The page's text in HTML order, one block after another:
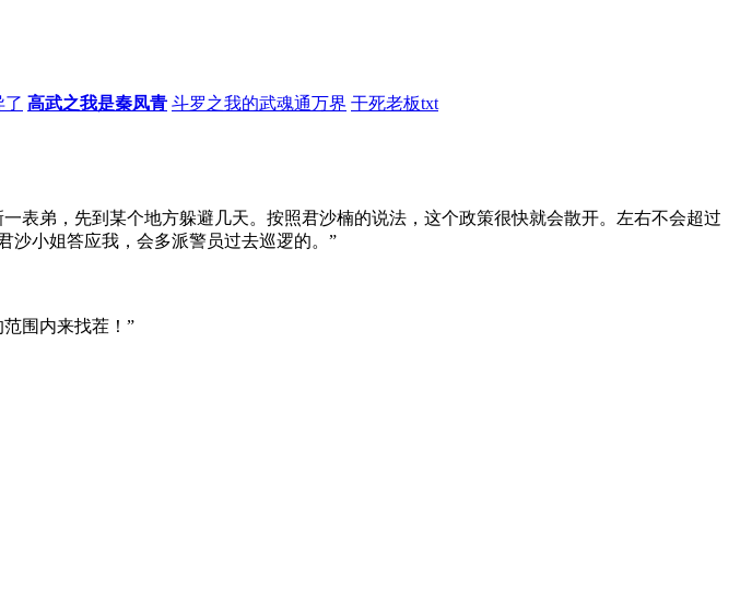
了 高武之我是秦凤青 斗罗之我的武魂通万界 干死老板txt
弟，先到某个地方躲避几天。按照君沙楠的说法，这个政策很快就会散开。左右不会超过
沙小姐答应我，会多派警员过去巡逻的。”
围内来找茬！”